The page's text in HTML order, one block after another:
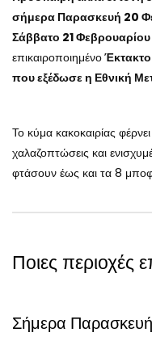
σήμερα Παρασκευή 20
Σάββατο 21
επικαιροποιημένο
που εξέδωσε η Εθνική
Το κύμα κακοκαιρίας
χαλαζοπτώσεις και
φτάσουν έως και τα 8
Ποιες περιοχές
Σήμερα